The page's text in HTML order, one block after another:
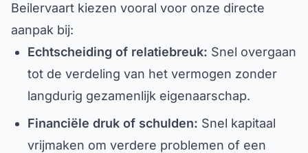
Beilervaart kiezen vooral voor onze directe
aanpak bij:
Echtscheiding of relatiebreuk: Snel overgaan
tot de verdeling van het vermogen zonder
langdurig gezamenlijk eigenaarschap.
Financiële druk of schulden: Snel kapitaal
vrijmaken om verdere problemen of een